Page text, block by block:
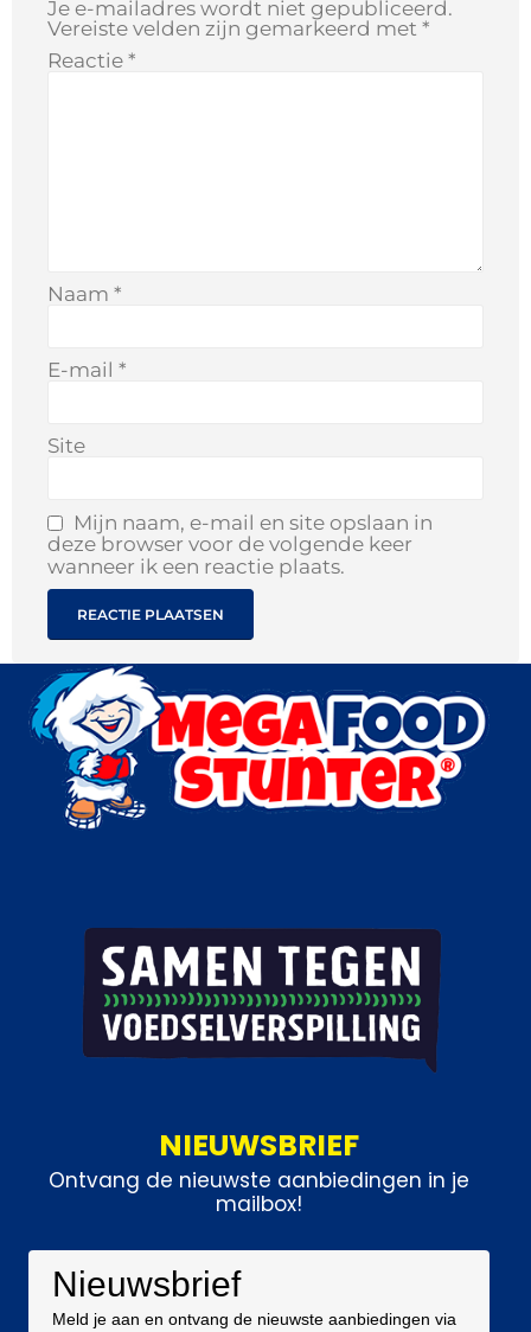
Je e-mailadres wordt niet gepubliceerd.
Vereiste velden zijn gemarkeerd met *
Reactie *
Naam *
E-mail *
Site
Mijn naam, e-mail en site opslaan in
deze browser voor de volgende keer
wanneer ik een reactie plaats.
NIEUWSBRIEF
Ontvang de nieuwste aanbiedingen in je
mailbox!
Nieuwsbrief
Meld je aan en ontvang de nieuwste aanbiedingen via